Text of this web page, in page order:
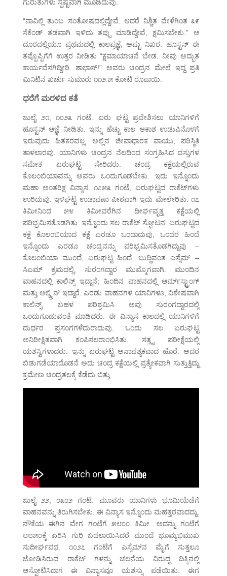
ಗುರುತುಗಳು ಸ್ಪಷ್ಟವಾಗಿ ಮೂಡಿದುವು.
“ನಾವಿಲ್ಲಿ ತುಂಬ ಸಂತೋಷದಲ್ಲಿದ್ದೇವೆ. ಆದರೆ ನಿಶ್ಚಿತ ವೇಳೆಗಿಂತ ೩೯
ಸೆಕೆಂಡ್ ತಡವಾಗಿ ಇಳಿದು ತಪ್ಪು ಮಾಡಿದ್ದೇವೆ, ಕ್ಷಮಿಸಬೇಕು.” ಆ
ದೂರದಲ್ಲಿಯೂ ಪ್ರಥಮದಲ್ಲಿ ಕಾಲಪ್ರಜ್ಞೆ, ಅಷ್ಟು ನಿಖರ. ಹೂಸ್ಟನ್ ಈ
ತಪ್ಪೊಪ್ಪಿಗೆಗೆ ಉತ್ತರ ನೀಡಿತು “ಕ್ಷಮಾಯಾಚನೆ ಬೇಡ. ನೀವು ಅದ್ಭುತ
ಕಾರ್ಯವೆಸಗಿದ್ದೀರಿ. ಶಾಭಾಸ್!” ಅವರು ಚಂದ್ರನ ಮೇಲೆ ಇದ್ದ ಪ್ರತಿ
ಮಿನಿಟಿನ ಖರ್ಚು ಸುಮಾರು ೧೧೨.೫ ಕೋಟಿ ರೂಪಾಯಿ.
ಧರೆಗೆ ಮರಳಿದ ಕತೆ
ಜುಲೈ ೨೧, ೧೦೨೩ ಗಂಟೆ. ಏರು ಘಟ್ಟ ಪ್ರವೇಶಿಸಲು ಯಾನಿಗಳಿಗೆ
ಹೂಸ್ಟನ್ ಆಜ್ಞೆ ನೀಡಿತು. ಇನ್ನು ಹೆಚ್ಚು ಕಾಲ ಆಕಾಶ ಉಡುಪಿನೊಳಗೆ
ಇರುವುದು ಹಿತಕರವಲ್ಲ, ಅಲ್ಲಿನ ಜೀವಾಧಾರಕ ವಾಯು, ಪರಿಸ್ಥಿತಿ
ತಾಳಲಾರವು. ಯಾನಿಗಳು ಚಂದ್ರನ ನೆಲದಿಂದ ಸಂಗ್ರಹಿಸಿದ ವಸ್ತುಗಳ
ಸಮೇತ ಏರುಘಟ್ಟ ಸೇರಿದರು. ಚಂದ್ರ ಕಕ್ಷೆಯಲ್ಲಿರುವ
ಕೊಲಂಬಿಯಾವನ್ನು ಅವರು ಒಂದುಗೂಡಬೇಕು. ಇದು ಇನ್ನೊಂದು
ಮಹಾ ಅಂತರಿಕ್ಷ ವಿನ್ಯಾಸ. ೧೭೫೩ ಗಂಟೆ, ಏರುಘಟ್ಟದ ರಾಕೆಟ್‌ಗಳು
ಉರಿದುವು. ಇಳಿಘಟ್ಟ ಉಡಾವಣಾ ಪೀಠವಾಗಿ ಇದು ಮೇಲೇರಿತು. ೧೭
ಕಿಮೀನಿಂದ ೫೪ ಕಿಮೀವರೆಗಿನ ದೀರ್ಘವೃತ್ತ ಕಕ್ಷೆಯಲ್ಲಿ
ಪರಿಭ್ರಮಿಸತೊಡಗಿತು. ಇನ್ನೊಂದು ಸಲ ರಾಕೆಟ್ ಸ್ಫೋಟನ. ಏರುಘಟ್ಟದ
ಕಕ್ಷೆ ಕೊಲಂಬಿಯಾದ ಕಕ್ಷೆ ಎರಡೂ ಒಂದಾದುವು, ಒಂದರ ಹಿಂದೆ
ಇನ್ನೊಂದು ಎರಡೂ ಚಂದ್ರನನ್ನು ಪರಿಭ್ರಮಿಸತೊಡಗಿದ್ದುವು –
ಕೊಲಂಬಿಯಾ ಮುಂದೆ, ಏರುಘಟ್ಟ ಹಿಂದೆ. ಬುದ್ಧಿವಂತ ಎಸ್ಸೆಮ್ –
ಸಿಎಮ್ ಕ್ರಮದಲ್ಲಿ, ಸುರಂಗದ್ವಾರ ಮುಮ್ಮೊಗವಾಗಿ. ಮುಂದಿನ
ವಾಹನದಲ್ಲಿ ಕಾಲಿನ್ಸ್ ಇದ್ದಾನೆ; ಹಿಂದಿನ ವಾಹನದಲ್ಲಿ ಆರ್ಮ್‌ಸ್ಟ್ರಾಂಗ್
ಮತ್ತು ಆಲ್ಡ್ರಿನ್ ಇದ್ದಾರೆ. ಎರಡು ವಾಹನಗಳ ಯಾನಿಗಳೂ, ವಿಶೇಷವಾಗಿ
ಕಾಲಿನ್ಸ್, ಬಹಳ ಪರಿಶ್ರಮಿಸಿ ಅವು ಸುರಂಗದ್ವಾರದಲ್ಲಿ
ಒಂದುಗೂಡುವಂತೆ ಮಾಡಿದರು. ಈ ವಿನ್ಯಾಸ ಕಾಲದಲ್ಲಿ ಯಾನಿಗಳಿಗೆ
ದುರ್ಧರ ಪ್ರಸಂಗಗಳೆದುರಾದುವು. ಒಂದು ಸಲ ಏರುಘಟ್ಟ
ಅನಿರೀಕ್ಷಿತವಾಗಿ ಕಂಪಿಸಲರಾಂಭಿಸಿತು. ಸತ್ತ್ವ ಪರೀಕ್ಷೆಯಲ್ಲಿ
ಯಶಸ್ವಿಗಳಾದರು. ಇನ್ನು ಏರುಘಟ್ಟ ಅನಾವಶ್ಯಕವಾದ ಹೊರೆ. ಅದರ
ಬಿಡುಗಡೆಯಾದೊಡನೆ ಅದು ಚಂದ್ರ ಕಕ್ಷೆಯಲ್ಲಿ ಪ್ರತ್ಯೇಕವಾಗಿ ಸುತ್ತುತ್ತಿದ್ದು
ಕ್ರಮೇಣ ಚಂದ್ರತಲಕ್ಕೆ ಕೆಡೆದು ಬಿತ್ತು.
ಜುಲೈ ೨೨, ೦೩೦೨ ಗಂಟೆ. ಮೂವರು ಯಾನಿಗಳು ಭೂಮಿಯೆಡೆಗೆ
ವಾಹನವನ್ನು ತಿರುಗಿಸಬೇಕು. ಈ ವಿನ್ಯಾಸ ಇನ್ನೊಂದು ಮಹತ್ತರವಾದದ್ದು.
ನೌಕೆಯ ಈಗಿನ ವೇಗ ಗಂಟೆಗೆ ೫೮೦೦ ಕಿಮೀ. ಅದನ್ನು ಗಂಟೆಗೆ
೮೮೫೦ಕ್ಕೆ ಏರಿಸಿ ಗುರಿ ಬದಲಾಯಿಸಿದರೆ ಮುಂದೆ ಭೂಮ್ಯಭಿಮುಖ
ಸುದೀರ್ಘಪಥ. ೧೦೨೭ ಗಂಟೆಗೆ ಎಸ್ಸೆಮ್‌ನ ಮೈಗೆ ಸುತ್ತಲೂ
ಜೋಡಿಸಿರುವ ರಾಕೆಟ್ ಗಳನ್ನು ಚಲನೆಯ ವಿರುದ್ಧ ದಿಕ್ಕಿನಲ್ಲಿ
ಆಸ್ಪೋಟಿಸಿದಾಗ ಈ ವಿನ್ಯಾಸವೂ ಯಶಸ್ಸು ಪಡೆಯಿತು. ಈಗ